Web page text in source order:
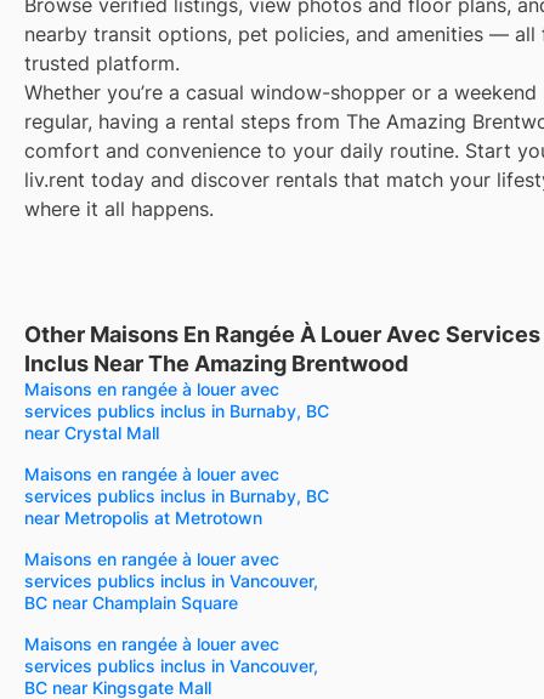
nearby transit options, pet policies, and amenities — all
trusted platform.
Whether you’re a casual window-shopper or a weekend
regular, having a rental steps from The Amazing
comfort and convenience to your daily routine. Start
liv.rent today and discover rentals that match your
where it all happens.
Other Maisons En Rangée À Louer Avec
Inclus Near The Amazing Brentwood
Maisons en rangée à louer avec
services publics inclus in Burnaby, BC
near Crystal Mall
Maisons en rangée à louer avec
services publics inclus in Burnaby, BC
near Metropolis at Metrotown
Maisons en rangée à louer avec
services publics inclus in Vancouver,
BC near Champlain Square
Maisons en rangée à louer avec
services publics inclus in Vancouver,
BC near Kingsgate Mall